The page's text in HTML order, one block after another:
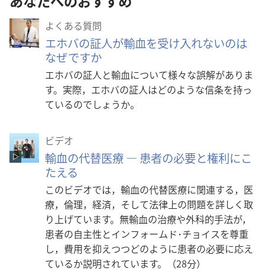
ロー
オ
プ
ショ
よくある質問
エホバの証人が輸血を受け入れないのは
なぜですか
エホバの証人と輸血について様々な誤解がありま
す。実際，エホバの証人はどのような信条を持っ
ているのでしょうか。
ビデオ
輸血の代替医療 ― 患者の必要と権利にこ
たえる
このビデオでは，輸血の代替医療に関連する，医
療，倫理，経済，そして法律上の問題を詳しく取
り上げています。無輸血の治療や外科的手法が，
患者の自主性とインフォームド･チョイスを尊重
し，費用を抑えつつどのように患者の必要に応え
ているか説明されています。（28分）